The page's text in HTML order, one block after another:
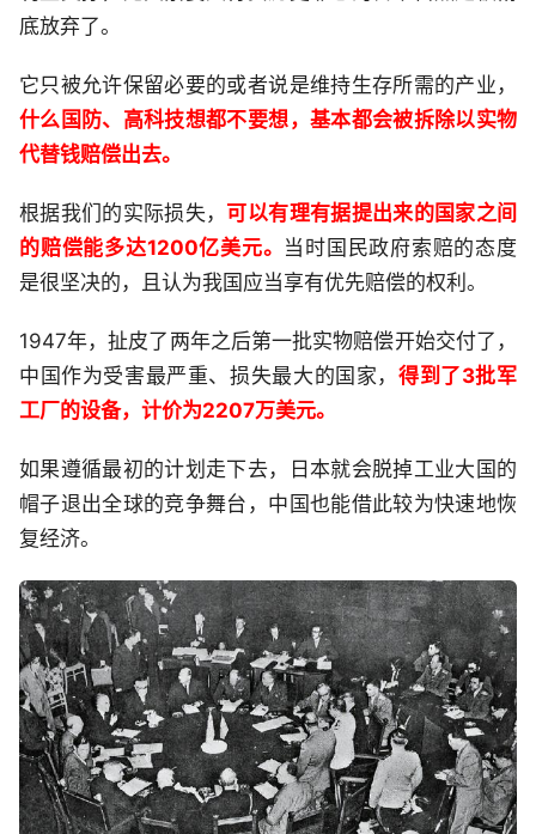
底放弃了。
它只被允许保留必要的或者说是维持生存所需的产业，
什么国防、高科技想都不要想，基本都会被拆除以实物
代替钱赔偿出去。
根据我们的实际损失， 可以有理有据提出来的国家之间
的赔偿能多达1200亿美元。 当时国民政府索赔的态度
是很坚决的，且认为我国应当享有优先赔偿的权利。
1947年，扯皮了两年之后第一批实物赔偿开始交付了，
中国作为受害最严重、损失最大的国家， 得到了3批军
工厂的设备，计价为2207万美元。
如果遵循最初的计划走下去，日本就会脱掉工业大国的
帽子退出全球的竞争舞台，中国也能借此较为快速地恢
复经济。